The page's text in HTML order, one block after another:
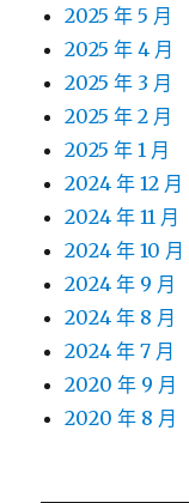
2025 年 5 月
2025 年 4 月
2025 年 3 月
2025 年 2 月
2025 年 1 月
2024 年 12 月
2024 年 11 月
2024 年 10 月
2024 年 9 月
2024 年 8 月
2024 年 7 月
2020 年 9 月
2020 年 8 月